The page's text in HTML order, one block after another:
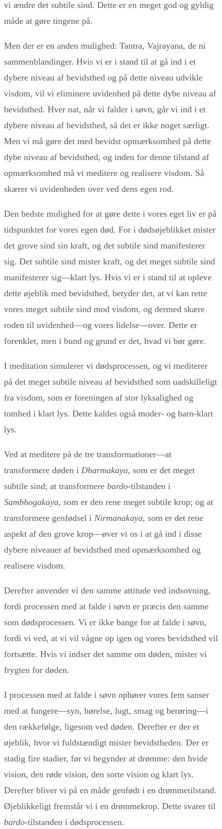
vi ændre det subtile sind. Dette er en meget god og gyldig
måde at gøre tingene på.
Men der er en anden mulighed: Tantra, Vajrayana, de ni
sammenblandinger. Hvis vi er i stand til at gå ind i et
dybere niveau af bevidsthed og på dette niveau udvikle
visdom, vil vi eliminere uvidenhed på dette dybe niveau af
bevidsthed. Hver nat, når vi falder i søvn, går vi ind i et
dybere niveau af bevidsthed, så det er ikke noget særligt.
Men vi må gøre det med bevidst opmærksomhed på dette
dybe niveau af bevidsthed, og inden for denne tilstand af
opmærksomhed må vi meditere og realisere visdom. Så
skærer vi uvidenheden over ved dens egen rod.
Den bedste mulighed for at gøre dette i vores eget liv er på
tidspunktet for vores egen død. For i dødsøjeblikket mister
det grove sind sin kraft, og det subtile sind manifesterer
sig. Det subtile sind mister kraft, og det meget subtile sind
manifesterer sig—klart lys. Hvis vi er i stand til at opleve
dette øjeblik med bevidsthed, betyder det, at vi kan rette
vores meget subtile sind mod visdom, og dermed skære
roden til uvidenhed—og vores lidelse—over. Dette er
forenklet, men i bund og grund er det, hvad vi bør gøre.
I meditation simulerer vi dødsprocessen, og vi mediterer
på det meget subtile niveau af bevidsthed som uadskilleligt
fra visdom, som er foreningen af stor lyksalighed og
tomhed i klart lys. Dette kaldes også moder- og barn-klart
lys.
Ved at meditere på de tre transformationer—at
transformere døden i Dharmakaya, som er det meget
subtile sind; at transformere bardo-tilstanden i
Sambhogakaya, som er den rene meget subtile krop; og at
transformere genfødsel i Nirmanakaya, som er det rene
aspekt af den grove krop—øver vi os i at gå ind i disse
dybere niveauer af bevidsthed med opmærksomhed og
realisere visdom.
Derefter anvender vi den samme attitude ved indsovning,
fordi processen med at falde i søvn er præcis den samme
som dødsprocessen. Vi er ikke bange for at falde i søvn,
fordi vi ved, at vi vil vågne op igen og vores bevidsthed vil
fortsætte. Hvis vi indser det samme om døden, mister vi
frygten for døden.
I processen med at falde i søvn ophører vores fem sanser
med at fungere—syn, hørelse, lugt, smag og berøring—i
den rækkefølge, ligesom ved døden. Derefter er der et
øjeblik, hvor vi fuldstændigt mister bevidstheden. Der er
stadig fire stadier, før vi begynder at drømme: den hvide
vision, den røde vision, den sorte vision og klart lys.
Derefter bliver vi på en måde genfødt i en drømmetilstand.
Øjeblikkeligt fremstår vi i en drømmekrop. Dette svarer til
bardo-tilstanden i dødsprocessen.